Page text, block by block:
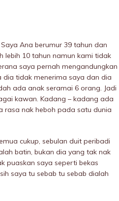
Ana berumur 39 tahun dan
lebih 10 tahun namun kami tidak
saya pernah mengandungkan
dia tidak menerima saya dan dia
ada anak seramai 6 orang. Jadi
kawan. Kadang – kadang ada
rasa nak heboh pada satu dunia
cukup, sebulan duit peribadi
batin, bukan dia yang tak nak
puaskan saya seperti bekas
saya tu sebab tu sebab dialah